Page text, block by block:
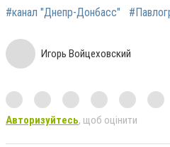
#канал "Днепр-Донбасс"
Игорь Войцеховский
Авторизуйтесь, щоб оцінити